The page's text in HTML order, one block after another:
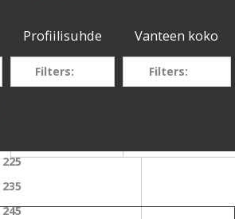
225
235
245
Profiilisuhde
Filters:
Vanteen koko
Filters: